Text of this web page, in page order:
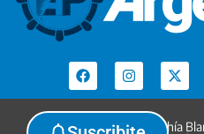
Argenports. Bahía